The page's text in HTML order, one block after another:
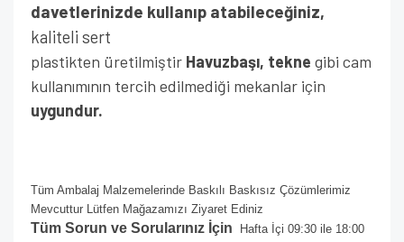
davetlerinizde kullanıp atabileceğiniz,
kaliteli sert
plastikten üretilmiştir Havuzbaşı, tekne gibi cam
kullanımının tercih edilmediği mekanlar için
uygundur.
Tüm Ambalaj Malzemelerinde Baskılı Baskısız Çözümlerimiz
Mevcuttur Lütfen Mağazamızı Ziyaret Ediniz
Tüm Sorun ve Sorularınız İçin Hafta İçi 09:30 ile 18:00